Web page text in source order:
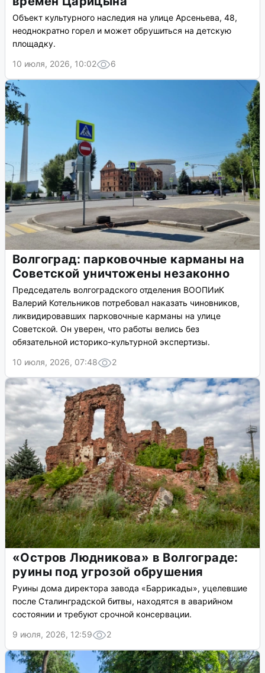
Объект культурного наследия на улице Арсеньева, 48,
неоднократно горел и может обрушиться на детскую
площадку.
10 июля, 2026, 10:02
6
Волгоград: парковочные карманы на
Советской уничтожены незаконно
Председатель волгоградского отделения ВООПИиК
Валерий Котельников потребовал наказать чиновников,
ликвидировавших парковочные карманы на улице
Советской. Он уверен, что работы велись без
обязательной историко-культурной экспертизы.
10 июля, 2026, 07:48
2
«Остров Людникова» в Волгограде:
руины под угрозой обрушения
Руины дома директора завода «Баррикады», уцелевшие
после Сталинградской битвы, находятся в аварийном
состоянии и требуют срочной консервации.
9 июля, 2026, 12:59
2